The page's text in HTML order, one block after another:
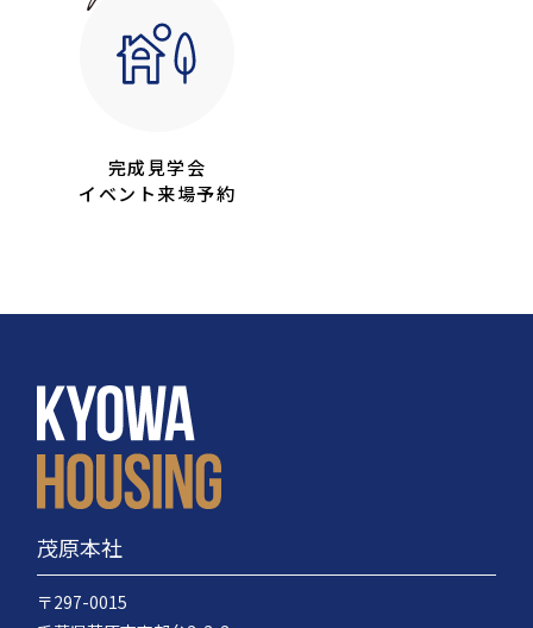
完成見学会
イベント来場予約
茂原本社
〒297-0015